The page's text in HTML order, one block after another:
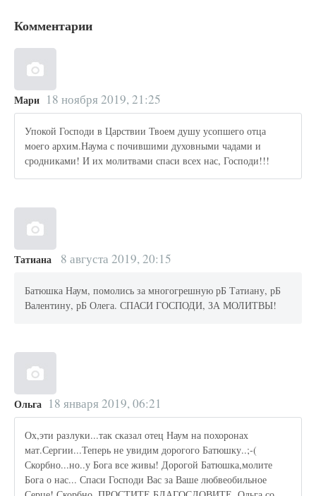
Комментарии
Мари 18 ноября 2019, 21:25
Упокой Господи в Царствии Твоем душу усопшего отца
моего архим.Наума с почившими духовными чадами и
сродниками! И их молитвами спаси всех нас, Господи!!!
Татиана 8 августа 2019, 20:15
Батюшка Наум, помолись за многогрешную рБ Татиану, рБ
Валентину, рБ Олега. СПАСИ ГОСПОДИ, ЗА МОЛИТВЫ!
Ольга 18 января 2019, 06:21
Ох,эти разлуки...так сказал отец Наум на похоронах
мат.Сергии...Теперь не увидим дорогого Батюшку..;-(
Скорбно...но..у Бога все живы! Дорогой Батюшка,молите
Бога о нас... Спаси Господи Вас за Ваше любвеобильное